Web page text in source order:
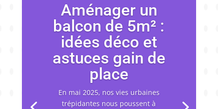
Aménager un
balcon de 5m² :
idées déco et
astuces gain de
place
En mai 2025, nos vies urbaines
trépidantes nous poussent à